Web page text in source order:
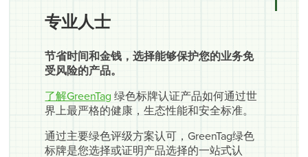
专业人士
节省时间和金钱，选择能够保护您的业务免
受风险的产品。
了解GreenTag 绿色标牌认证产品如何通过世
界上最严格的健康，生态性能和安全标准。
通过主要绿色评级方案认可，GreenTag绿色
标牌是您选择或证明产品选择的一站式认